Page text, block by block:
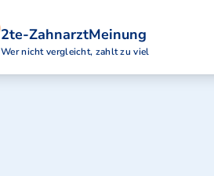
2te-ZahnarztMeinung
Wer nicht vergleicht, zahlt zu viel